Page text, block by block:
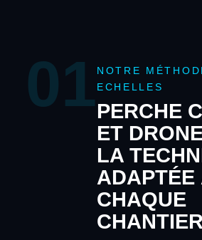
01 NOTRE
ECHELLES
PERCHE
ET
LA
ADAPTÉE
CHAQUE
CHANTIER